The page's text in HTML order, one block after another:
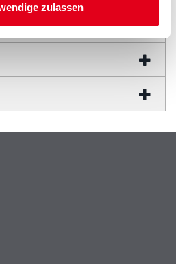
zulassen